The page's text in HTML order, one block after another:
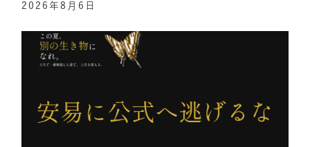
2026年8月6日